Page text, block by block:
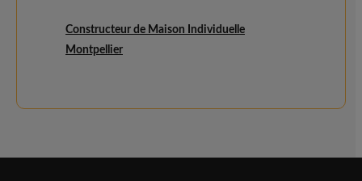
Constructeur de Maison Individuelle
Montpellier